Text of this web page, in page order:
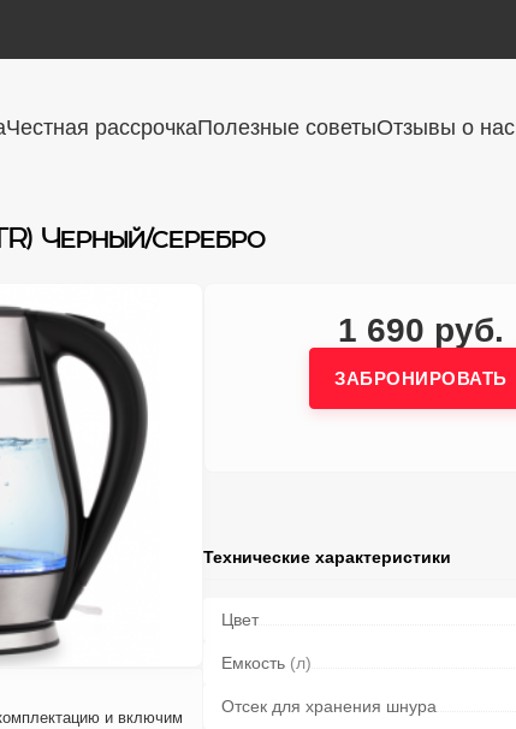
Честная рассрочкаПолезные советыОтзывы о нас
Черный/серебро
и включим
1 690 руб.
ЗАБРОНИРОВАТЬ
Технические характеристики
Цвет
Емкость (л)
Отсек для хранения шнура